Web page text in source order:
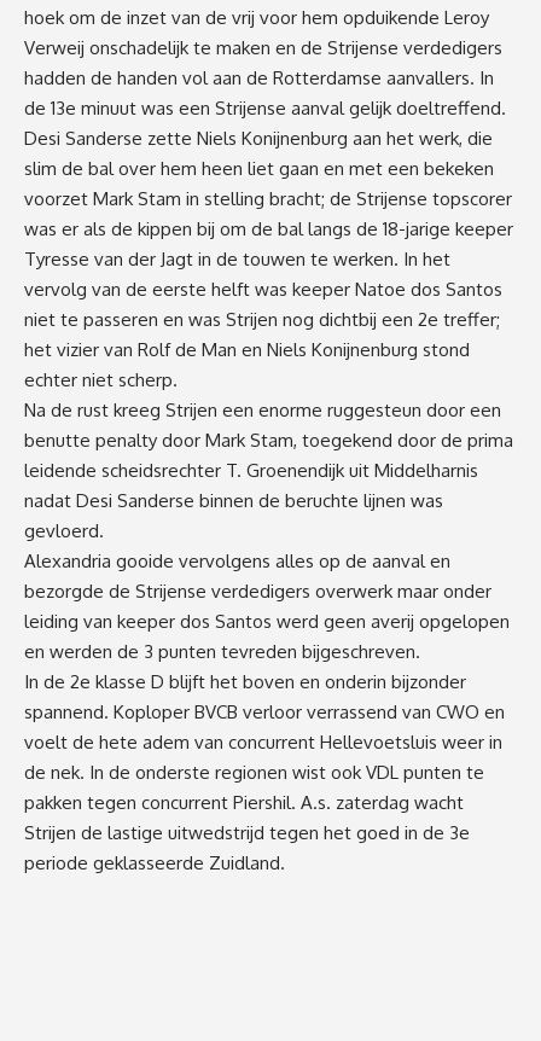
hoek om de inzet van de vrij voor hem opduikende Leroy
Verweij onschadelijk te maken en de Strijense verdedigers
hadden de handen vol aan de Rotterdamse aanvallers. In
de 13e minuut was een Strijense aanval gelijk doeltreffend.
Desi Sanderse zette Niels Konijnenburg aan het werk, die
slim de bal over hem heen liet gaan en met een bekeken
voorzet Mark Stam in stelling bracht; de Strijense topscorer
was er als de kippen bij om de bal langs de 18-jarige keeper
Tyresse van der Jagt in de touwen te werken. In het
vervolg van de eerste helft was keeper Natoe dos Santos
niet te passeren en was Strijen nog dichtbij een 2e treffer;
het vizier van Rolf de Man en Niels Konijnenburg stond
echter niet scherp.
Na de rust kreeg Strijen een enorme ruggesteun door een
benutte penalty door Mark Stam, toegekend door de prima
leidende scheidsrechter T. Groenendijk uit Middelharnis
nadat Desi Sanderse binnen de beruchte lijnen was
gevloerd.
Alexandria gooide vervolgens alles op de aanval en
bezorgde de Strijense verdedigers overwerk maar onder
leiding van keeper dos Santos werd geen averij opgelopen
en werden de 3 punten tevreden bijgeschreven.
In de 2e klasse D blijft het boven en onderin bijzonder
spannend. Koploper BVCB verloor verrassend van CWO en
voelt de hete adem van concurrent Hellevoetsluis weer in
de nek. In de onderste regionen wist ook VDL punten te
pakken tegen concurrent Piershil. A.s. zaterdag wacht
Strijen de lastige uitwedstrijd tegen het goed in de 3e
periode geklasseerde Zuidland.